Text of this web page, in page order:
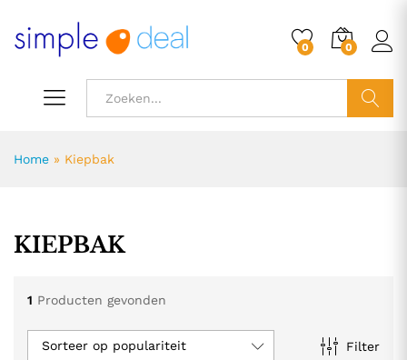
0 0
Home » Kiepbak
KIEPBAK
1 Producten gevonden
Filter
Sorteer op populariteit